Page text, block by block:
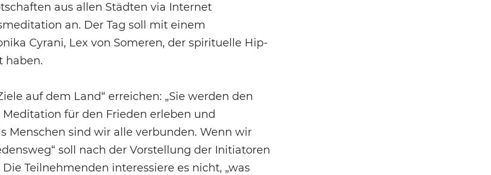
aus allen Städten via Internet
an. Der Tag soll mit einem
Cyrani, Lex von Someren, der spirituelle Hip-
haben.
auf dem Land“ erreichen: „Sie werden den
für den Frieden erleben und
Menschen sind wir alle verbunden. Wenn wir
soll nach der Vorstellung der Initiatoren
Teilnehmenden interessiere es nicht, „was